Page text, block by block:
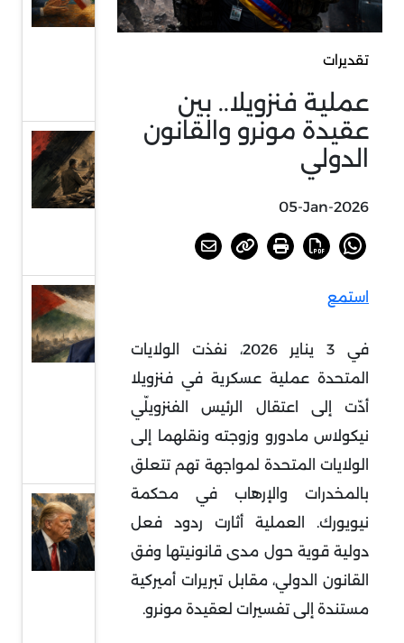
تقديرات
عملية فنزويلا.. بين
عقيدة مونرو والقانون
الدولي
05-Jan-2026
استمع
في 3 يناير 2026، نفذت الولايات
المتحدة عملية عسكرية في فنزويلا
أدّت إلى اعتقال الرئيس الفنزويلّي
نيكولاس مادورو وزوجته ونقلهما إلى
الولايات المتحدة لمواجهة تهم تتعلق
بالمخدرات والإرهاب في محكمة
نيويورك. العملية أثارت ردود فعل
دولية قوية حول مدى قانونيتها وفق
القانون الدولي، مقابل تبريرات أميركية
مستندة إلى تفسيرات لعقيدة مونرو.
طهران
العراق..
الحية
رئيسا
للمكتب
السياسي
لحماس
وبوتين
ووعود
وقف
الحرب